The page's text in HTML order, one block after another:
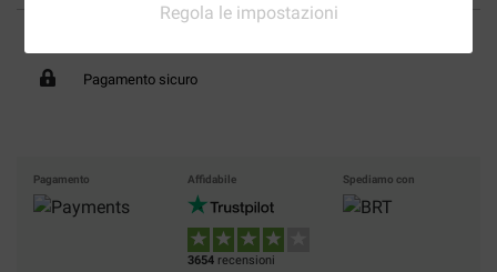
Regola le impostazioni
Fino al 40% in meno
Spedizione gratuita da 89
Pagamento sicuro
Pagamento Affidabile
3654 recensioni
Spediamo con